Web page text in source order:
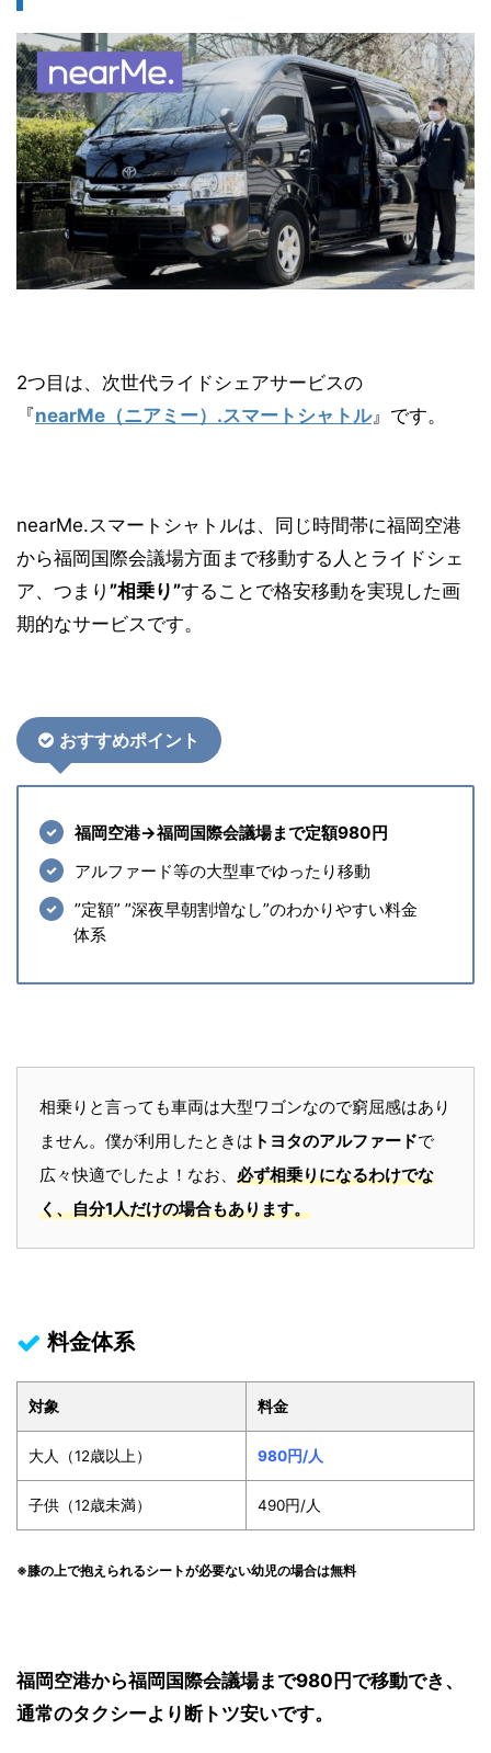
2つ目は、次世代ライドシェアサービスの
『nearMe（ニアミー）.スマートシャトル』です。
nearMe.スマートシャトルは、同じ時間帯に福岡空港
から福岡国際会議場方面まで移動する人とライドシェ
ア、つまり ”相乗り”することで格安移動を実現した画
期的なサービスです。
おすすめポイント
福岡空港→福岡国際会議場まで定額980円
アルファード等の大型車でゆったり移動
”定額” ”深夜早朝割増なし”のわかりやすい料金
体系
相乗りと言っても車両は大型ワゴンなので窮屈感はあり
ません。僕が利用したときは トヨタのアルファードで
広々快適でしたよ！なお、 必ず相乗りになるわけでな
く、自分1人だけの場合もあります。
料金体系
対象 料金
大人（12歳以上） 980円/人
子供（12歳未満） 490円/人
※膝の上で抱えられるシートが必要ない幼児の場合は無料
福岡空港から福岡国際会議場まで980円で移動でき、
通常のタクシーより断トツ安いです。